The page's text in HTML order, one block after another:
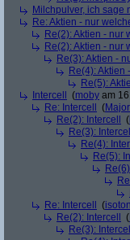
Milchpulver, ich sage
Re: Aktien - nur
Re(2): Aktien - nur
Re(2): Aktien - nur
Re(3): Aktien -
Re(4): Aktien
Re(5):
Intercell
(moby am
Re: Intercell
(Major
Re(2): Intercell
(
Re(3): Intercell
Re(4):
Re(5):
Re: Intercell
(
Re(2): Intercell
(
Re(3): Intercell